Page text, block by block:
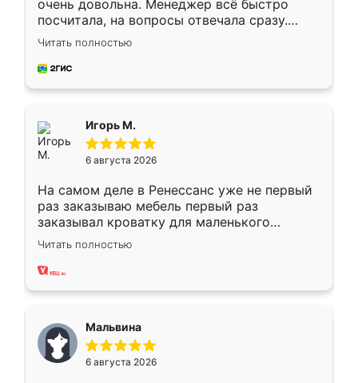
очень довольна. Менеджер всё быстро
посчитала, на вопросы отвечала сразу.
Замерщик приехал в субботу, подошёл к
делу со всей ответственностью. Собрали
за день, ребята работали аккуратно, даже
Читать полностью
Игорь М.
6 августа 2026
На самом деле в Ренессанс уже не первый
раз заказываю мебель первый раз
заказывал кроватку для маленького
ребёнка при его рождении ,во второй раз
заказал шкаф-купе. По качеству очень
хорошее сборка достаточно быстрая,
меньше, здесь же он более разнообразный.
Мне нравится ,если что-то потребуется из
мебели буду заказывать только здесь.
Читать полностью
Мальвина
6 августа 2026